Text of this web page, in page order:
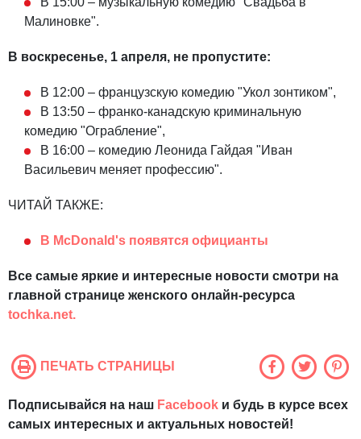
Малиновке".
В воскресенье, 1 апреля, не пропустите:
В 12:00 – французскую комедию "Укол зонтиком",
В 13:50 – франко-канадскую криминальную
комедию "Ограбление",
В 16:00 – комедию Леонида Гайдая "Иван
Васильевич меняет профессию".
ЧИТАЙ ТАКЖЕ:
В McDonald's появятся официанты
Все самые яркие и интересные новости смотри на
главной странице женского онлайн-ресурса
tochka.net.
ПЕЧАТЬ СТРАНИЦЫ
Подписывайся на наш Facebook и будь в курсе всех
самых интересных и актуальных новостей!